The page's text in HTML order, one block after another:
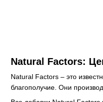
Natural Factors:
Natural Factors – это
благополучие. Они